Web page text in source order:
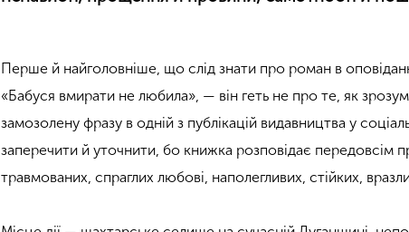
Перше й найголовніше, що слід знати про роман в
«Бабуся вмирати не любила», — він геть не про те, як
замозолену фразу в одній з публікацій видавництва у
заперечити й уточнити, бо книжка розповідає передовсім
травмованих, спраглих любові, наполегливих, стійких,